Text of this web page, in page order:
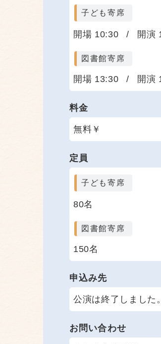
子ども寄席
開場 10:30 / 開演
図書館寄席
開場 13:30 / 開演
料金
無料￥
定員
子ども寄席
80名
図書館寄席
150名
申込み先
公演は終了しました。
お問い合わせ